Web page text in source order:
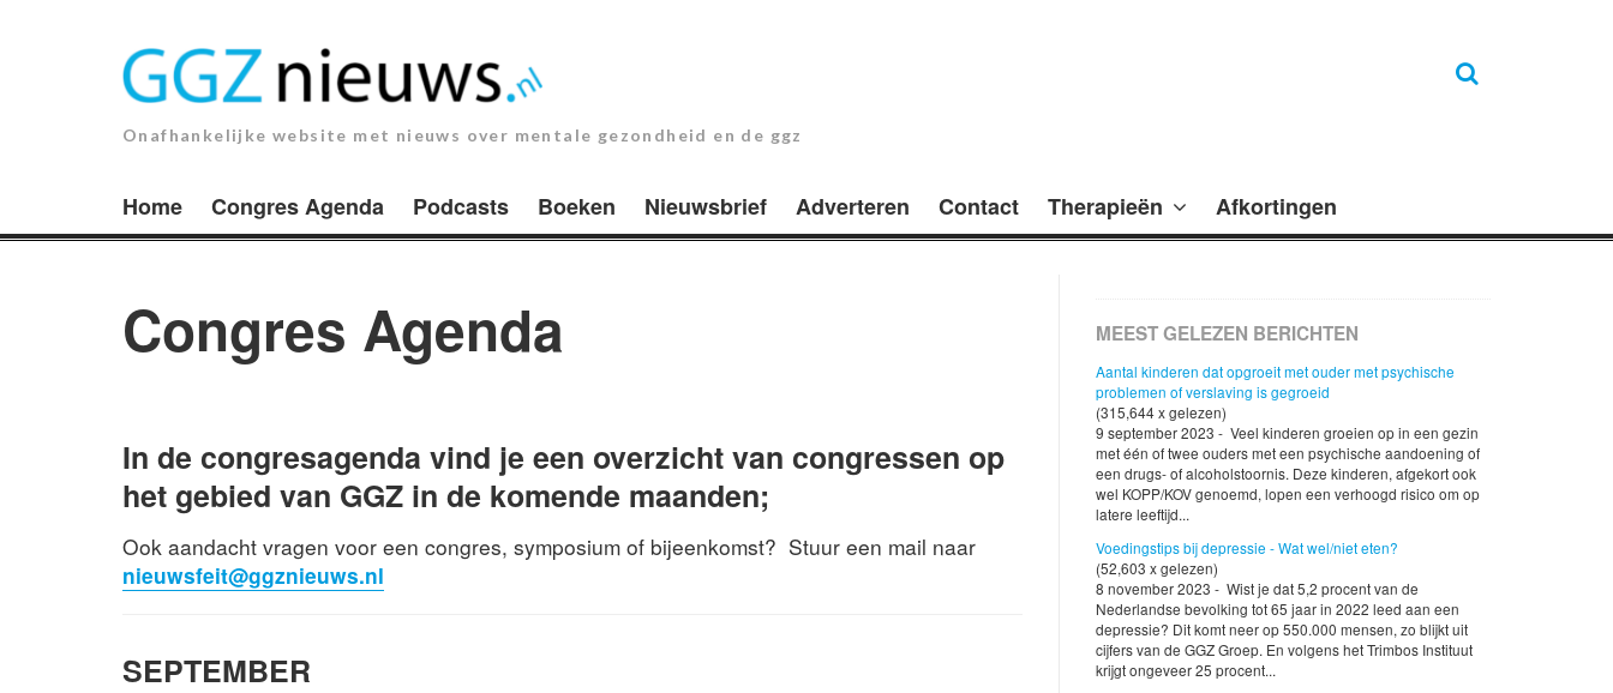
Onafhankelijke website met nieuws over mentale gezondheid en de ggz
Home Congres Agenda Podcasts Boeken Nieuwsbrief Adverteren Contact Therapieën Afkortingen
Congres Agenda
In de congresagenda vind je een overzicht van congressen op
het gebied van GGZ in de komende maanden;
Ook aandacht vragen voor een congres, symposium of bijeenkomst? Stuur een mail naar
nieuwsfeit@ggznieuws.nl
SEPTEMBER
MEEST GELEZEN BERICHTEN
Aantal kinderen dat opgroeit met ouder met psychische
problemen of verslaving is gegroeid
(315,644 x gelezen)
9 september 2023 - Veel kinderen groeien op in een gezin
met één of twee ouders met een psychische aandoening of
een drugs- of alcoholstoornis. Deze kinderen, afgekort ook
wel KOPP/KOV genoemd, lopen een verhoogd risico om op
latere leeftijd...
Voedingstips bij depressie - Wat wel/niet eten?
(52,603 x gelezen)
8 november 2023 - Wist je dat 5,2 procent van de
Nederlandse bevolking tot 65 jaar in 2022 leed aan een
depressie? Dit komt neer op 550.000 mensen, zo blijkt uit
cijfers van de GGZ Groep. En volgens het Trimbos Instituut
krijgt ongeveer 25 procent...